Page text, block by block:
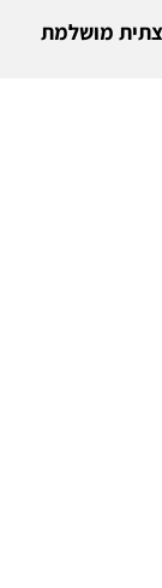
קבוצתית מושלמת